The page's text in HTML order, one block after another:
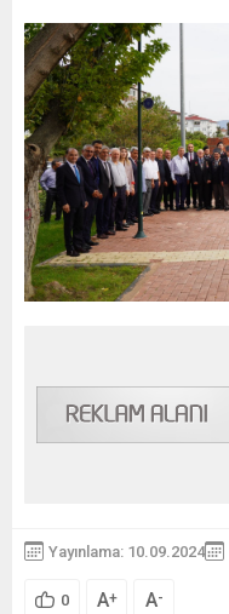
Yayınlama: 10.09.2024
0 A+ A-